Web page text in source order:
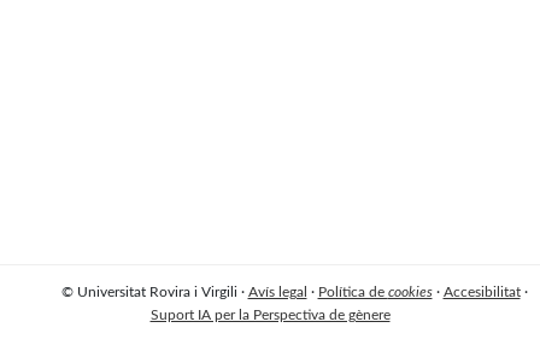
© Universitat Rovira i Virgili · Avís legal · Política de cookies· Accesibilitat·
Suport IA per la Perspectiva de gènere